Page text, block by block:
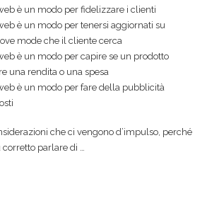
è un modo per fidelizzare i clienti
è un modo per tenersi aggiornati su
mode che il cliente cerca
è un modo per capire se un prodotto
una rendita o una spesa
è un modo per fare della pubblicità
che ci vengono d’impulso, perché
parlare di …